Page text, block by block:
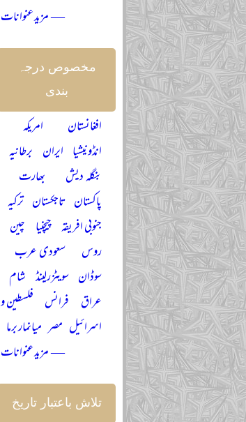
— مزید عنوانات
مخصوص درجہ
بندی
افغانستان
امریکہ
انڈونیشیا ایران برطانیہ
بنگلہ دیش
بھارت
پاکستان تاجکستان ترکیہ
جنوبی افریقہ چیچنیا چین
روس
سعودی عرب
سوڈان سویٹزرلینڈ شام
عراق فرانس فلسطین و
اسرائیل مصر میانمار برما
— مزید عنوانات
تلاش باعتبار تاریخ